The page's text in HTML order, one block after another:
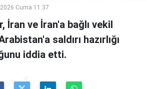
Cuma 11:37
İran ve İran'a bağlı vekil
saldırı hazırlığı
iddia etti.